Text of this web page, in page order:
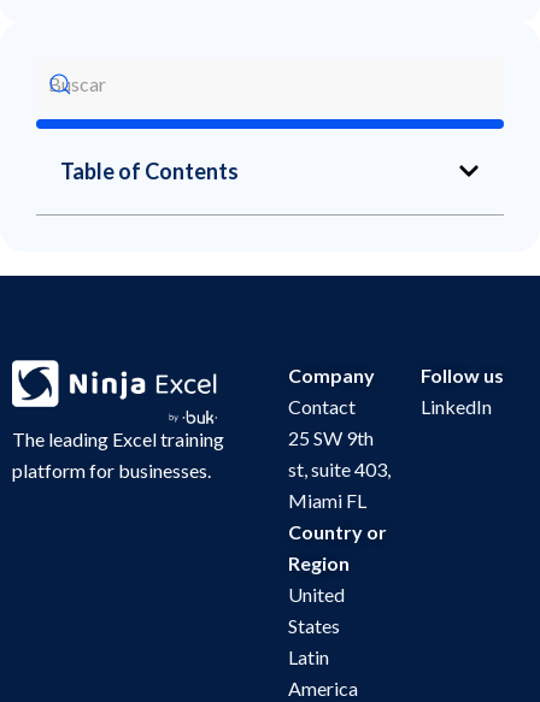
Table of Contents
The leading Excel training
platform for businesses.
Company
Contact
25 SW 9th
st, suite 403,
Miami FL
Country or
Region
United
States
Latin
America
Follow us
LinkedIn